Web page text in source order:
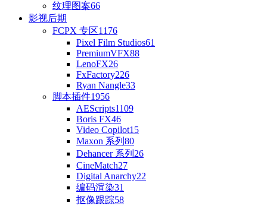
纹理图案66
影视后期
FCPX 专区1176
Pixel Film Studios61
PremiumVFX88
LenoFX26
FxFactory226
Ryan Nangle33
脚本插件1956
AEScripts1109
Boris FX46
Video Copilot15
Maxon 系列 80
Dehancer 系列 26
CineMatch27
Digital Anarchy22
编码渲染31
抠像跟踪58